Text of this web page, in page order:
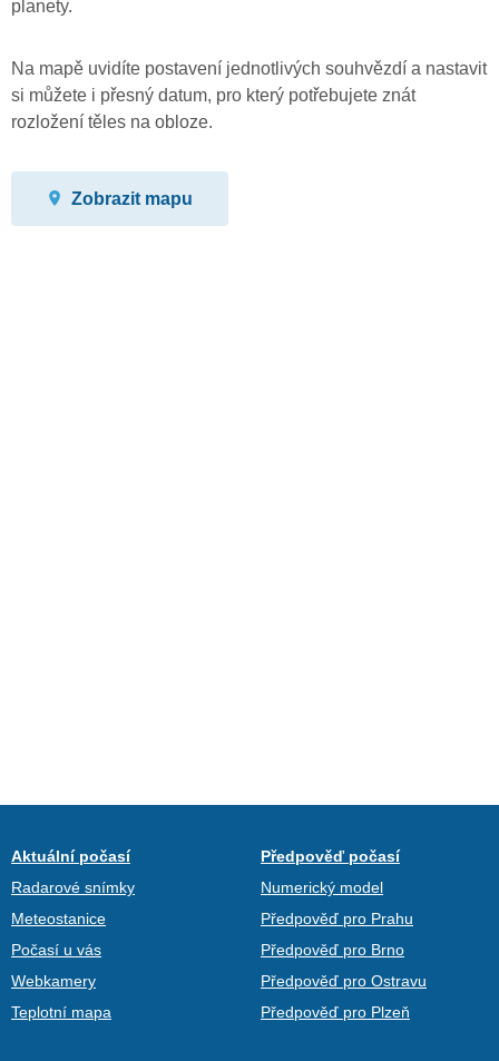
planety.
Na mapě uvidíte postavení jednotlivých souhvězdí a nastavit
si můžete i přesný datum, pro který potřebujete znát
rozložení těles na obloze.
Zobrazit mapu
Aktuální počasí
Radarové snímky
Meteostanice
Počasí u vás
Webkamery
Teplotní mapa
Předpověď počasí
Numerický model
Předpověď pro Prahu
Předpověď pro Brno
Předpověď pro Ostravu
Předpověď pro Plzeň